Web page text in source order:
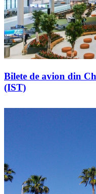
Bilete de avion din
(IST)